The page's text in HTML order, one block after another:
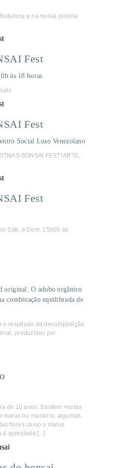
e na nossa própria
Fest
às 18 horas
Fest
Social Luso Venezolano
BONSAI FEST! ARTE,
Fest
Sáb, e Dom. 15h00 às
original. O adubo orgânico
combinação equilibrada de
o resultado da decomposição
produzidos por
de 10 anos. Existem muitas
malus ou macieira, algumas
flores como o malus
é apreciada [...]